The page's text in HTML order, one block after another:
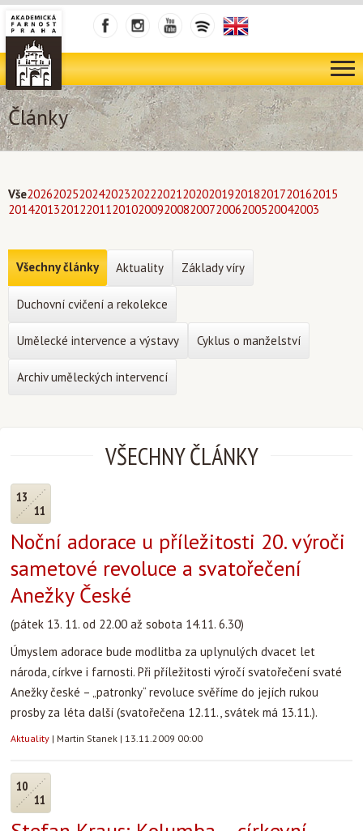
Články
Vše202620252024202320222021202020192018201720162015
201420132012201120102009200820072006200520042003
VŠECHNY ČLÁNKY
13
11
Noční adorace u příležitosti 20. výroči
sametové revoluce a svatořečení
Anežky České
(pátek 13. 11. od 22.00 až sobota 14.11. 6.30)
Úmyslem adorace bude modlitba za uplynulých dvacet let
národa, církve i farnosti. Při příležitosti výročí svatořečení svaté
Anežky české – „patronky“ revoluce svěříme do jejích rukou
prosby za léta další (svatořečena 12.11., svátek má 13.11.).
Aktuality | Martin Stanek | 13.11.2009 00:00
10
11
Všechny články Aktuality Základy víry
Duchovní cvičení a rekolekce
Umělecké intervence a výstavy Cyklus o manželství
Archiv uměleckých intervencí